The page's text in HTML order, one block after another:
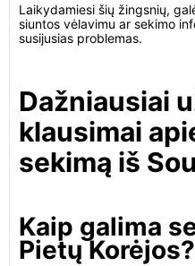
Laikydamiesi šių žingsnių,
siuntos vėlavimu ar sekimo
susijusias problemas.
Dažniausiai
klausimai
sekimą iš
Kaip galima
Pietų Korėjos?